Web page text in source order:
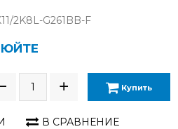
2K8L-G261BB-F
Купить
В СРАВНЕНИЕ